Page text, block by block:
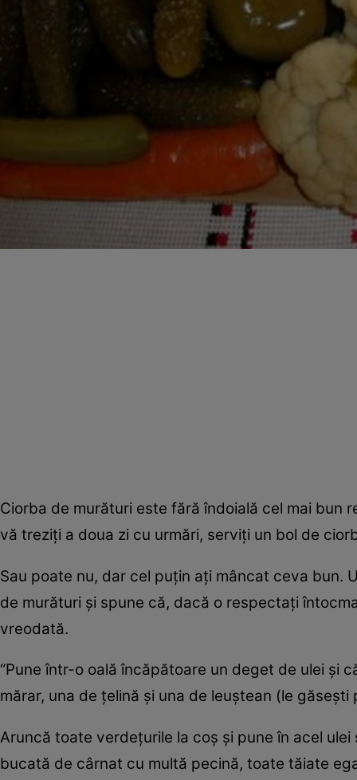
Ciorba de murături este fără îndoială cel mai bun
vă treziţi a doua zi cu urmări, serviţi un bol de
Sau poate nu, dar cel puţin aţi mâncat ceva bun.
de murături şi spune că, dacă o respectaţi
vreodată.
“Pune într-o oală încăpătoare un deget de ulei şi
mărar, una de ţelină şi una de leuştean (le
Aruncă toate verdeţurile la coş şi pune în acel
bucată de cârnat cu multă pecină, toate tăiate